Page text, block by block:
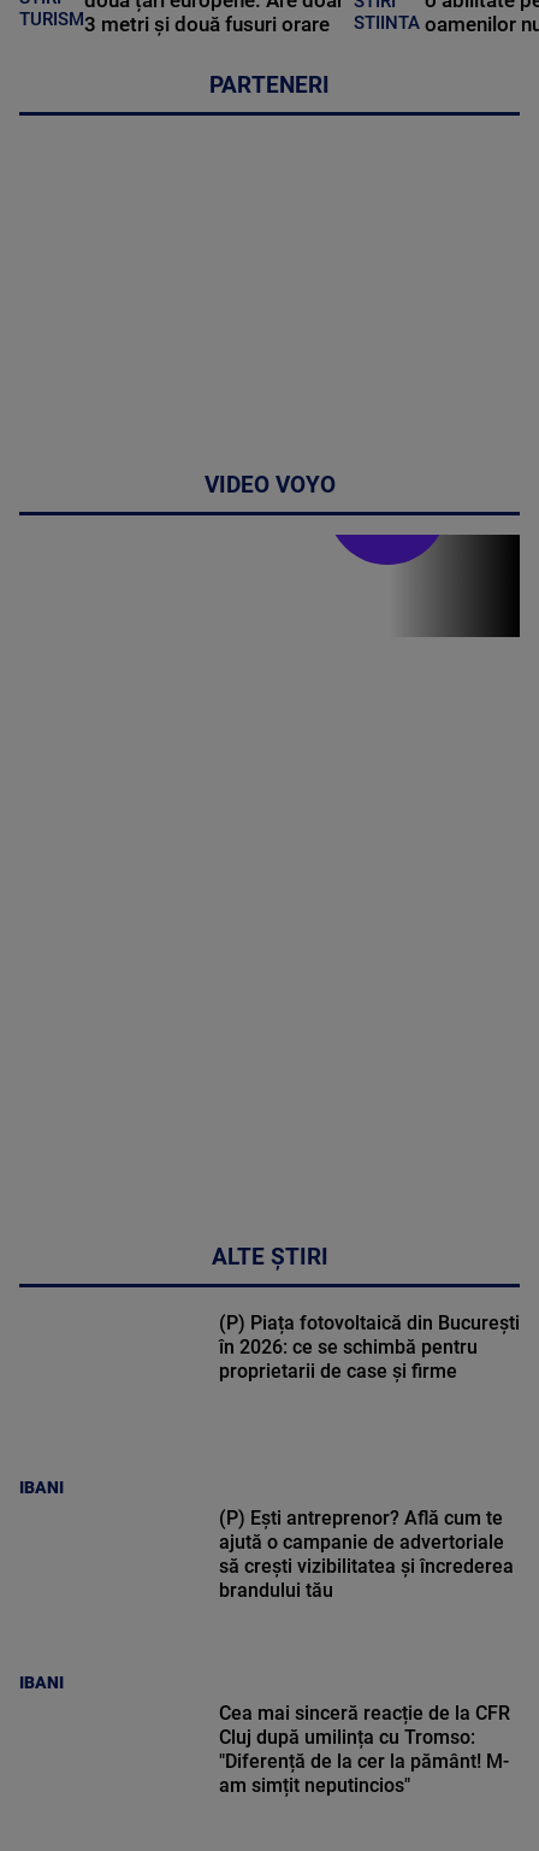
TURISM3 metri și două fusuri orare
STIINTA oamenilor
PARTENERI
VIDEO VOYO
Stirile PRO TV
ALTE ȘTIRI
IBANI
(P) Piața fotovoltaică din București
în 2026: ce se schimbă pentru
proprietarii de case și firme
IBANI
(P) Ești antreprenor? Află cum te
ajută o campanie de advertoriale
să crești vizibilitatea și încrederea
brandului tău
Cea mai sinceră reacție de la CFR
Cluj după umilința cu Tromso:
"Diferență de la cer la pământ! M-
am simțit neputincios"